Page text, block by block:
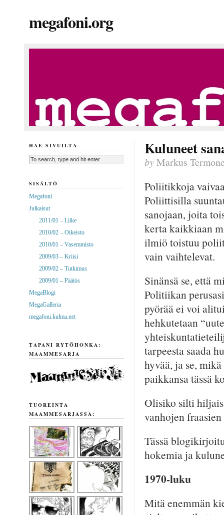
megafoni.org
Kuluneet
byMarkus
Poliitikkoja
Poliittisilla
sanojaan, joita
kerta kaikkiaan
ilmiö toistuu
vain vaihtelevat.
Sinänsä se, että
Politiikan
pyörää ei voi
hehkutetaan
tarpeesta saada
hyvää, ja se,
paikkansa tässä
Olisiko silti
vanhojen
Tässä
hokemia ja
1970-luku
Mitä enemmän
HAE SIVUILTA
SISÄLTÖ
Megafoni
Julkaisut
2011/01 – Liike
2010/02 – Oikeisto
2010/01 – Vasemmisto
2009/03 – Kriisi
2009/02 – Tutkimus
2009/01 – Päätös
MegaBlogi
MegaGalleria
megafoni.kulma.net
TAPANI RYTÖHONKA:
MAAMMESARJA
TUOREINTA
MAAMMESARJASSA: